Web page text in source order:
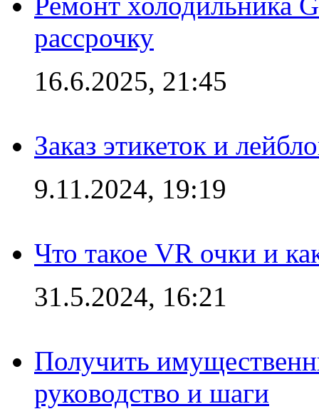
рассрочку
16.6.2025, 21:45
Заказ этикеток и
9.11.2024, 19:19
Что такое VR очки и
31.5.2024, 16:21
Получить
руководство и шаги